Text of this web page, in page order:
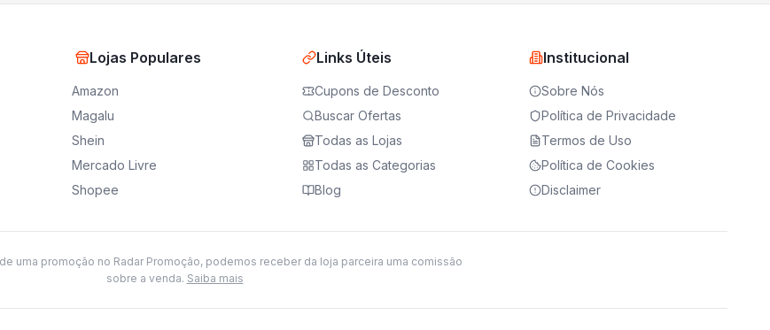
Lojas Populares
Amazon
Magalu
Shein
Mercado Livre
Shopee
Links Úteis
Cupons de Desconto
Buscar Ofertas
Todas as Lojas
Todas as Categorias
Blog
Institucional
Sobre Nós
Política de Privacidade
Termos de Uso
Política de Cookies
Disclaimer
uma promoção no Radar Promoção, podemos receber da loja parceira uma comissão
sobre a venda. Saiba mais